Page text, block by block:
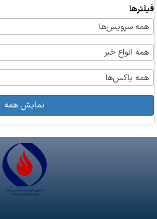
فیلترها
همه سرویس‌ها
همه انواع خبر
همه باکس‌ها
نمایش همه